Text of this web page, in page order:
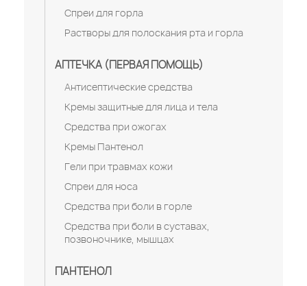
Спреи для горла
Растворы для полоскания рта и горла
АПТЕЧКА (ПЕРВАЯ ПОМОЩЬ)
Антисептические средства
Кремы защитные для лица и тела
Средства при ожогах
Кремы Пантенол
Гели при травмах кожи
Спреи для носа
Средства при боли в горле
Средства при боли в суставах,
позвоночнике, мышцах
ПАНТЕНОЛ